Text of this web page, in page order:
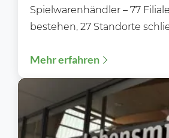
Spielwarenhändler – 77
bestehen, 27 Standorte
Nachdem die Gläubiger...
Mehr erfahren